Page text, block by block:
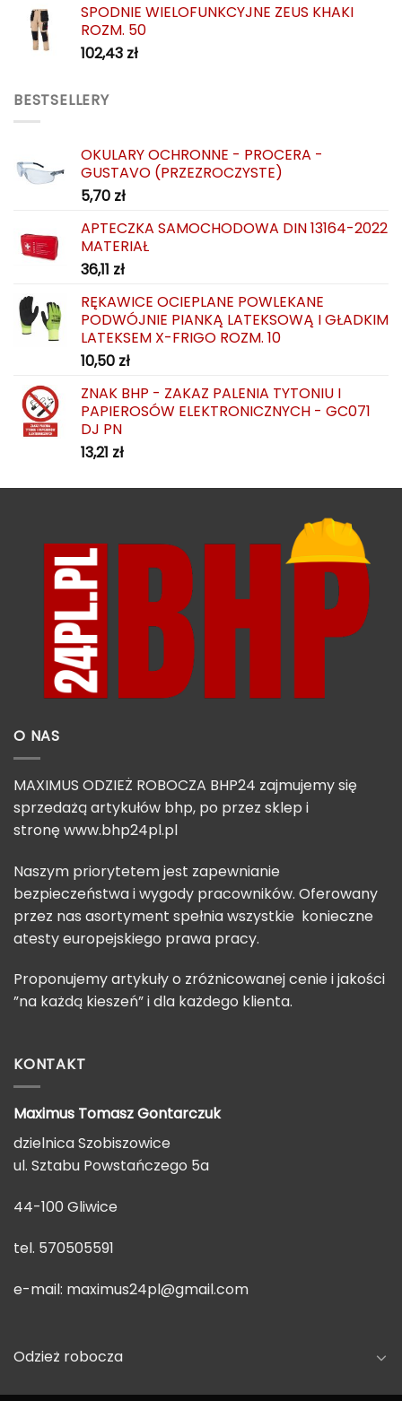
SPODNIE WIELOFUNKCYJNE ZEUS KHAKI
ROZM. 50
102,43 zł
BESTSELLERY
OKULARY OCHRONNE - PROCERA -
GUSTAVO (PRZEZROCZYSTE)
5,70 zł
APTECZKA SAMOCHODOWA DIN 13164-2022
MATERIAŁ
36,11 zł
RĘKAWICE OCIEPLANE POWLEKANE
PODWÓJNIE PIANKĄ LATEKSOWĄ I GŁADKIM
LATEKSEM X-FRIGO ROZM. 10
10,50 zł
ZNAK BHP - ZAKAZ PALENIA TYTONIU I
PAPIEROSÓW ELEKTRONICZNYCH - GC071
DJ PN
13,21 zł
O NAS
MAXIMUS ODZIEŻ ROBOCZA BHP24 zajmujemy się
sprzedażą artykułów bhp, po przez sklep i
stronę www.bhp24pl.pl
Naszym priorytetem jest zapewnianie
bezpieczeństwa i wygody pracowników. Oferowany
przez nas asortyment spełnia wszystkie konieczne
atesty europejskiego prawa pracy.
Proponujemy artykuły o zróżnicowanej cenie i jakości
”na każdą kieszeń” i dla każdego klienta.
KONTAKT
Maximus TomaszGontarczuk
dzielnica Szobiszowice
ul. Sztabu Powstańczego 5a
44-100 Gliwice
tel. 570505591
e-mail: maximus24pl@gmail.com
Odzież robocza